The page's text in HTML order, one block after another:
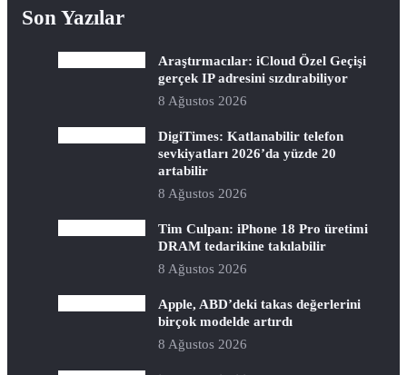
Son Yazılar
Araştırmacılar: iCloud Özel Geçişi
gerçek IP adresini sızdırabiliyor
8 Ağustos 2026
DigiTimes: Katlanabilir telefon
sevkiyatları 2026’da yüzde 20
artabilir
8 Ağustos 2026
Tim Culpan: iPhone 18 Pro üretimi
DRAM tedarikine takılabilir
8 Ağustos 2026
Apple, ABD’deki takas değerlerini
birçok modelde artırdı
8 Ağustos 2026